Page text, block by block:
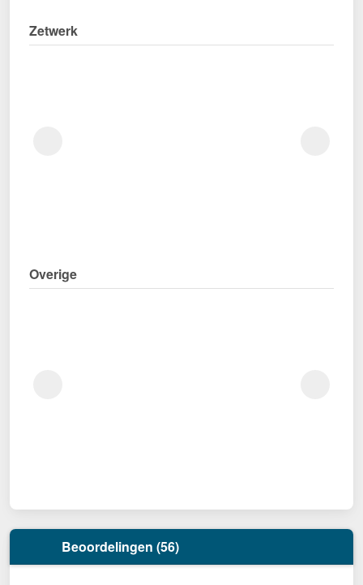
Zetwerk
Overige
Beoordelingen (56)